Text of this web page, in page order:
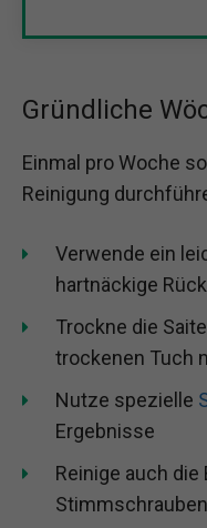
Gründliche
Einmal pro Woche
Reinigung
Verwende ein
hartnäckige
Trockne die
trockenen Tuch
Nutze spezielle
Ergebnisse
Reinige auch
Stimmschrauben